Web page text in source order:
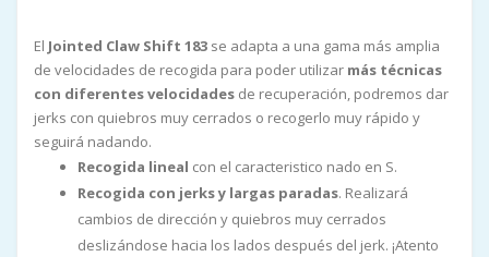
El Jointed Claw Shift 183 se adapta a una gama más amplia
de velocidades de recogida para poder utilizar más técnicas
con diferentes velocidades de recuperación, podremos dar
jerks con quiebros muy cerrados o recogerlo muy rápido y
seguirá nadando.
Recogida lineal con el caracteristico nado en S.
Recogida con jerks y largas paradas. Realizará
cambios de dirección y quiebros muy cerrados
deslizándose hacia los lados después del jerk. ¡Atento